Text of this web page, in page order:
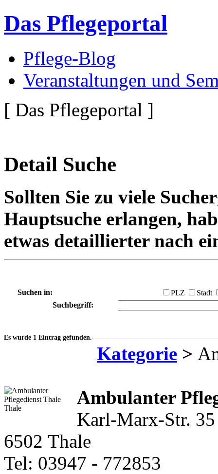
Das Pflegeportal
Pflege-Blog
Veranstaltungen und
[ Das Pflegeportal ]
Detail Suche
Sollten Sie zu viele
Hauptsuche erlangen,
etwas detaillierter nach
Suchen in: PLZ
Stadt
Suchbegriff:
Es wurde 1 Eintrag gefunden.
Kategorie >
Ambulanter
Karl-Marx-Str. 35
6502 Thale
Tel: 03947 - 772853